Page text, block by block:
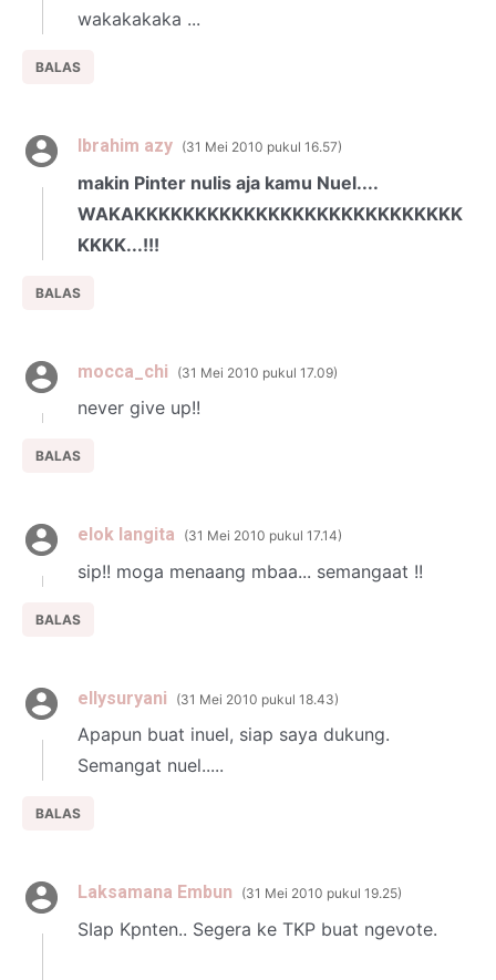
wakakakaka ...
BALAS
Ibrahim azy 31 Mei 2010 pukul 16.57
makin Pinter nulis aja kamu Nuel....
WAKAKKKKKKKKKKKKKKKKKKKKKKKKKKK
KKKK...!!!
BALAS
mocca_chi 31 Mei 2010 pukul 17.09
never give up!!
BALAS
elok langita 31 Mei 2010 pukul 17.14
sip!! moga menaang mbaa... semangaat !!
BALAS
ellysuryani 31 Mei 2010 pukul 18.43
Apapun buat inuel, siap saya dukung.
Semangat nuel.....
BALAS
Laksamana Embun 31 Mei 2010 pukul 19.25
SIap Kpnten.. Segera ke TKP buat ngevote.